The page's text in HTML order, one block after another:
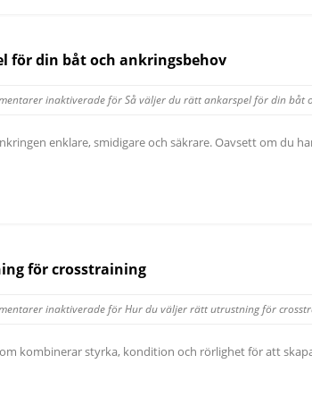
för din båt och ankringsbehov
inaktiveradeför Så väljer du rätt ankarspel för din båt
enklare, smidigare och säkrare. Oavsett om du
för crosstraining
inaktiveradeför Hur du väljer rätt utrustning för
kombinerar styrka, kondition och rörlighet för att